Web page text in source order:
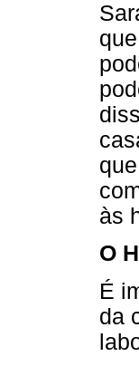
às
O
É
da